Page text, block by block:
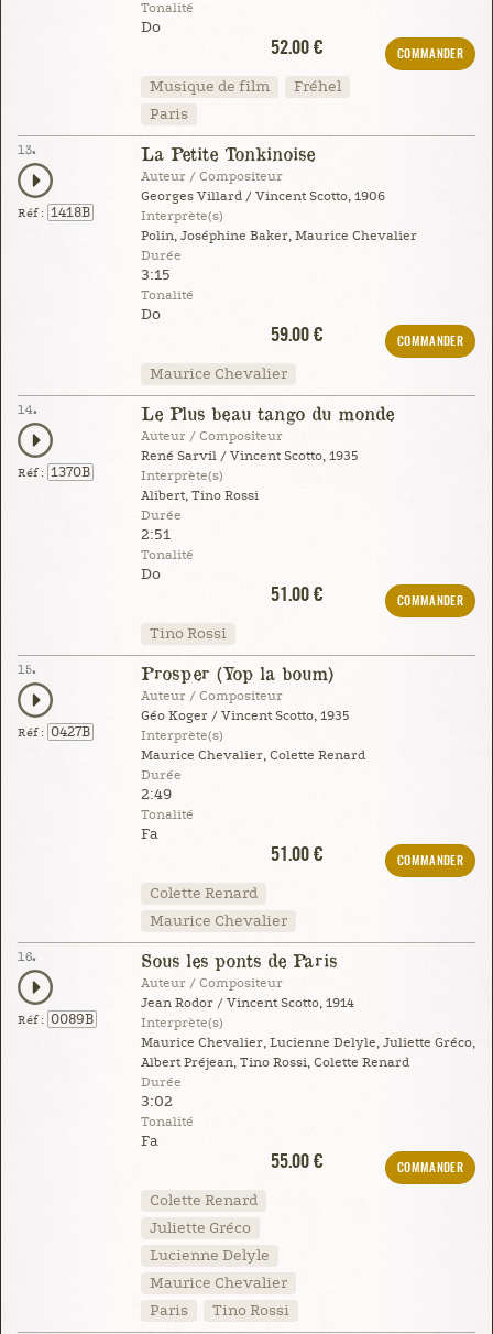
Tonalité
Do
52.00 €
COMMANDER
Musique de film
Fréhel
Paris
13.
Réf : 1418B
La Petite Tonkinoise
Auteur / Compositeur
Georges Villard / Vincent Scotto, 1906
Interprète(s)
Polin, Joséphine Baker, Maurice Chevalier
Durée
3:15
Tonalité
Do
59.00 €
COMMANDER
Maurice Chevalier
14.
Réf : 1370B
Le Plus beau tango du monde
Auteur / Compositeur
René Sarvil / Vincent Scotto, 1935
Interprète(s)
Alibert, Tino Rossi
Durée
2:51
Tonalité
Do
51.00 €
COMMANDER
Tino Rossi
15.
Réf : 0427B
Prosper (Yop la boum)
Auteur / Compositeur
Géo Koger / Vincent Scotto, 1935
Interprète(s)
Maurice Chevalier, Colette Renard
Durée
2:49
Tonalité
Fa
51.00 €
COMMANDER
Colette Renard
Maurice Chevalier
16.
Réf : 0089B
Sous les ponts de Paris
Auteur / Compositeur
Jean Rodor / Vincent Scotto, 1914
Interprète(s)
Maurice Chevalier, Lucienne Delyle, Juliette Gréco,
Albert Préjean, Tino Rossi, Colette Renard
Durée
3:02
Tonalité
Fa
55.00 €
COMMANDER
Colette Renard
Juliette Gréco
Lucienne Delyle
Maurice Chevalier
Paris
Tino Rossi